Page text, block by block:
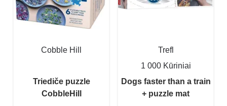
Cobble Hill
Triediče puzzle
CobbleHill
Trefl
1 000 Kūriniai
Dogs faster than a train
+ puzzle mat